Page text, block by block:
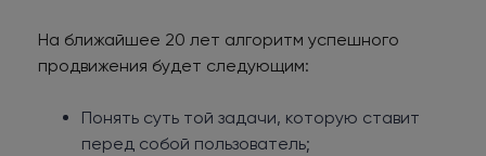
На ближайшее 20 лет алгоритм успешного
продвижения будет следующим:
Понять суть той задачи, которую ставит
перед собой пользователь;